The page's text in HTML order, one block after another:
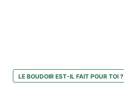
LE BOUDOIR EST-IL FAIT POUR TOI ?